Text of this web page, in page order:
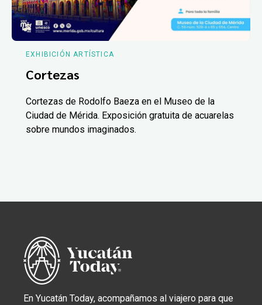
EXHIBICIÓN ARTÍSTICA
Cortezas
Cortezas de Rodolfo Baeza en el Museo de la
Ciudad de Mérida. Exposición gratuita de acuarelas
sobre mundos imaginados.
En Yucatán Today, acompañamos al viajero para que